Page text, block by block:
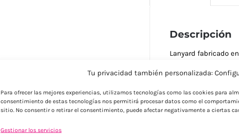
Tu privacidad también personalizada:
Para ofrecer las mejores experiencias, utilizamos tecnologías como las cookies para
consentimiento de estas tecnologías nos permitirá procesar datos como el
sitio. No consentir o retirar el consentimiento, puede afectar negativamente a ciertas
Gestionar los servicios
Descripción
Lanyard fabricado
diario intensivo.
protección
variada gama de
corporativa. Su
colores vivos
la seguridad
protección,